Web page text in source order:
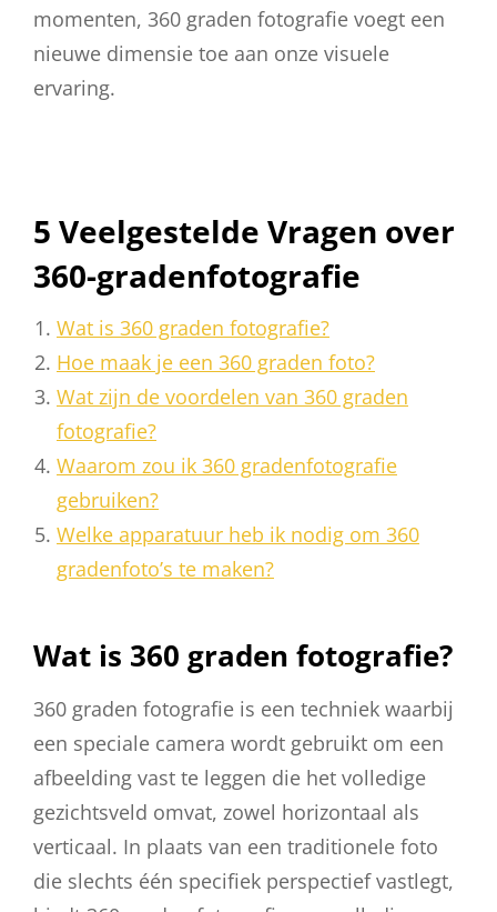
momenten, 360 graden fotografie voegt een
nieuwe dimensie toe aan onze visuele
ervaring.
5 Veelgestelde Vragen over
360-gradenfotografie
Wat is 360 graden fotografie?
Hoe maak je een 360 graden foto?
Wat zijn de voordelen van 360 graden
fotografie?
Waarom zou ik 360 gradenfotografie
gebruiken?
Welke apparatuur heb ik nodig om 360
gradenfoto’s te maken?
Wat is 360 graden fotografie?
360 graden fotografie is een techniek waarbij
een speciale camera wordt gebruikt om een
afbeelding vast te leggen die het volledige
gezichtsveld omvat, zowel horizontaal als
verticaal. In plaats van een traditionele foto
die slechts één specifiek perspectief vastlegt,